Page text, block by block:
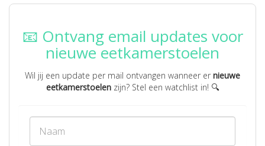
📧 Ontvang email updates voor
nieuwe eetkamerstoelen
Wil jij een update per mail ontvangen wanneer er nieuwe
eetkamerstoelenzijn? Stel een watchlist in! 🔍